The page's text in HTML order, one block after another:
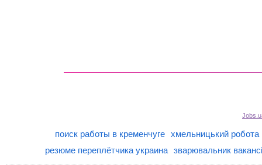
поиск работы в кременчуге хмельницький робота
резюме переплётчика украина
зварювальник